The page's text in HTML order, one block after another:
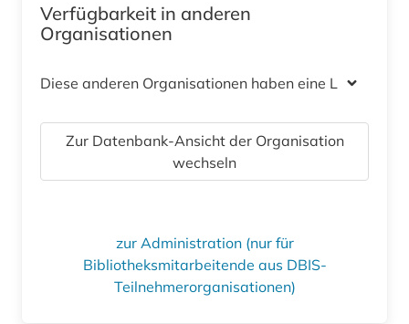
Verfügbarkeit in anderen
Organisationen
Diese anderen Organisationen haben eine Lizenz
Zur Datenbank-Ansicht der Organisation
wechseln
zur Administration (nur für
Bibliotheksmitarbeitende aus DBIS-
Teilnehmerorganisationen)